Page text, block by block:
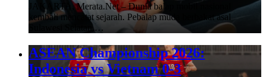
JAKARTA, Merata.Net – Dunia balap mobil nasional
kembali mencatat sejarah. Pebalap muda berbakat asal
Sulawesi Selatan,…
ASEAN Championship 2026:
Indonesia vs Vietnam 0-3